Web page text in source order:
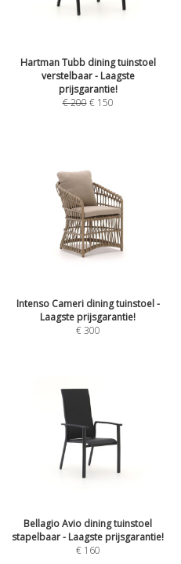
Hartman Tubb dining tuinstoel
verstelbaar - Laagste
prijsgarantie!
€200 € 150
Intenso Cameri dining tuinstoel -
Laagste prijsgarantie!
€300
Bellagio Avio dining tuinstoel
stapelbaar - Laagste prijsgarantie!
€ 160